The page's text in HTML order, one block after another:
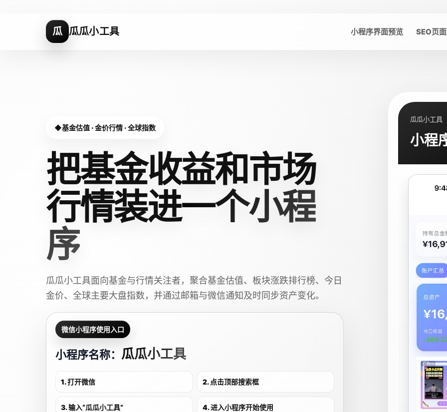
瓜 瓜瓜小工具 小程序界面预览 SEO页面
基金估值 · 金价行情 · 全球指数
把基金收益和市场
行情装进一个小程
序
瓜瓜小工具面向基金与行情关注者，聚合基金估值、板块涨跌排行榜、今日
金价、全球主要大盘指数，并通过邮箱与微信通知及时同步资产变化。
微信小程序使用入口
小程序名称： 瓜瓜小工具
1. 打开微信 2. 点击顶部搜索框
3. 输入“瓜瓜小工具” 4. 进入小程序开始使用
瓜瓜小工具
小程